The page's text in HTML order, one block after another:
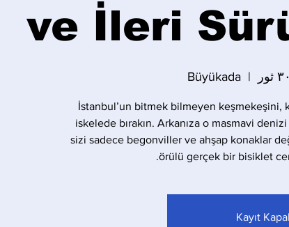
ve İleri
  |
Büyükada
İstanbul’un bitmek bilmeyen keşmekeşini,
iskelede bırakın. Arkanıza o masmavi denizi
sizi sadece begonviller ve ahşap konaklar
örülü gerçek bir bisiklet
Kayıt